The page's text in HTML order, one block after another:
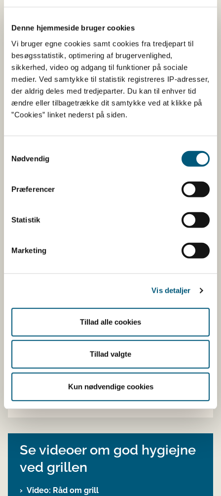
Denne hjemmeside bruger cookies
Vi bruger egne cookies samt cookies fra tredjepart til
besøgsstatistik, optimering af brugervenlighed,
sikkerhed, video og adgang til funktioner på sociale
medier. Ved samtykke til statistik registreres IP-adresser,
der aldrig deles med tredjeparter. Du kan til enhver tid
ændre eller tilbagetrække dit samtykke ved at klikke på
”Cookies” linket nederst på siden.
Nødvendig
Præferencer
Statistik
Marketing
Vis detaljer
Tillad alle cookies
Tillad valgte
Kun nødvendige cookies
kontakt med mad og ikke er tiltænkt de høje
Køb ikke grillredskaber på
hjemmesider udenfor EU
Køb kun grillredskaber på hjemmesider indenfor EU,
hvor du tydeligt kan se en adresse i et europæisk land.
EU har en række fælles regler, der beskytter
der kan afsmitte fra dine billige grillredskaber købt
Læs mere om sikker handel på nettet
Hvad er PAH og HAA, og hvorfor er de
Hjælper marinering?
Skal jeg helt undgå fedtrig mad som
pølser og hamburgere?
Se videoer om god hygiejne
ved grillen
Video: Råd om grill